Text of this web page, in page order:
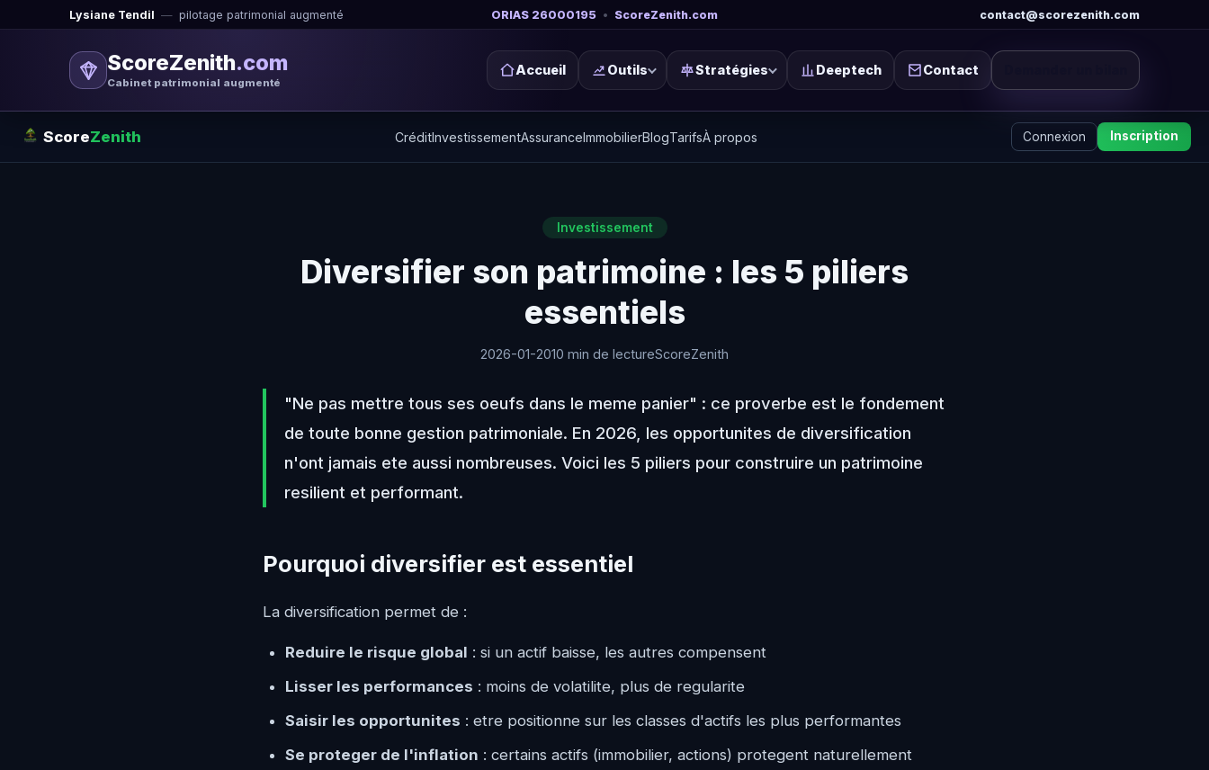
Lysiane Tendil — pilotage patrimonial augmenté ORIAS 26000195 • ScoreZenith.com contact@scorezenith.com
ScoreZenith.com
Cabinet patrimonial augmenté
Accueil Outils Stratégies Deeptech Contact
ScoreZenith CréditInvestissementAssuranceImmobilierBlogTarifsÀ propos Connexion Inscription
Investissement
Diversifier son patrimoine : les 5 piliers
essentiels
2026-01-2010 min de lectureScoreZenith
"Ne pas mettre tous ses oeufs dans le meme panier" : ce proverbe est le fondement
de toute bonne gestion patrimoniale. En 2026, les opportunites de diversification
n'ont jamais ete aussi nombreuses. Voici les 5 piliers pour construire un patrimoine
resilient et performant.
Pourquoi diversifier est essentiel
La diversification permet de :
Reduire le risque global : si un actif baisse, les autres compensent
Lisser les performances : moins de volatilite, plus de regularite
Saisir les opportunites : etre positionne sur les classes d'actifs les plus performantes
Se proteger de l'inflation : certains actifs (immobilier, actions) protegent naturellement